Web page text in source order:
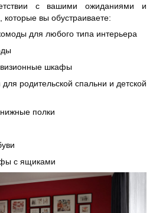
с вашими ожиданиями и
которые вы обустраиваете:
для любого типа интерьера
шкафы
родительской спальни и детской
полки
с ящиками